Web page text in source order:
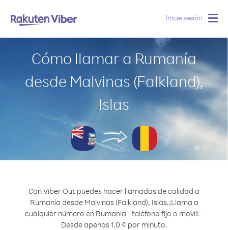
Inicie sesión
Cómo llamar a Rumanía
desde Malvinas (Falkland),
Islas
Con Viber Out puedes hacer llamadas de calidad a
Rumanía desde Malvinas (Falkland), Islas.¡Llama a
cualquier número en Rumanía - teléfono fijo o móvil! -
Desde apenas 1.0 ¢ por minuto.